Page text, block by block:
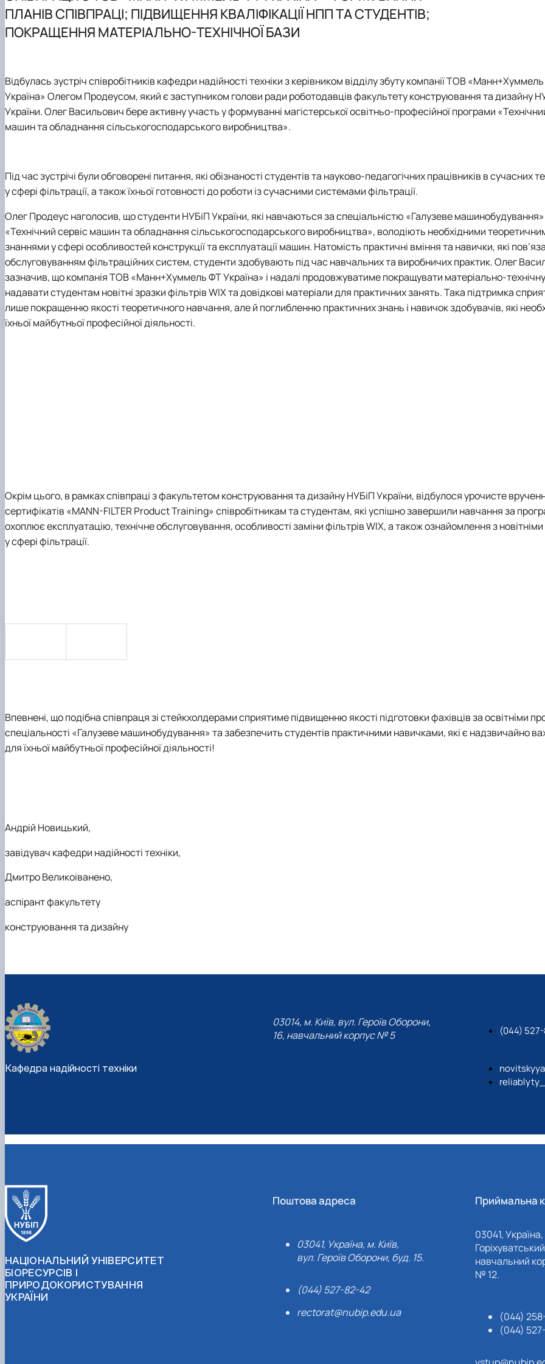
Лабораторії кафедри
Обговорення змісту ОПП
Робочі навчальні програми дисциплін
Зведена інформація про викладачів
Освітні нормативи
Практична підготовка здобувачів
Матеріально-технічна база
Заохочення викладачів
Ремонт двигунів внутрішнього згорання
Стандартизація в області взаємозамінності та метрології
Технічний моніторинг та ремонт автотракторної техніки
Публікації співробітників кафедри в міжнародній базі SCOPUS
Навчально-методичні матеріали
Робочі програми та силабуси навчальних дисциплін
Секція «Надійності техніки і технологічного обладнання»
Культурно-просвітницька, громадська та спортивна робота
Магістерські програми
ПЛАНІВ СПІВПРАЦІ; ПІДВИЩЕННЯ КВАЛІФІКАЦІЇ НПП ТА СТУДЕНТІВ;
ПОКРАЩЕННЯ МАТЕРІАЛЬНО-ТЕХНІЧНОЇ БАЗИ
Відбулась зустріч співробітників кафедри надійності технікиз керівником відділу збуту компаніїТОВ
Україна» Олегом Продеусом, який є заступником голови ради роботодавців факультетуконструювання та дизайну
України.Олег Васильовичбере активну участь у формуванні магістерської освітньо-професійної програми
машин та обладнання сільськогосподарського виробництва».
Під час зустрічі були обговорені питання, які обізнаності студентів та науково-педагогічних працівників в сучасних
у сфері фільтрації, а також їхньої готовності до роботи із сучасними системами фільтрації.
Олег Продеуснаголосив, що студенти НУБіП України, які навчаються за спеціальністю «Галузеве машинобудування»
«Технічний сервіс машин та обладнання сільськогосподарського виробництва», володіють необхідними
знаннями у сфері особливостей конструкції та експлуатації машин. Натомість практичні вміння та навички, які
обслуговуванням фільтраційних систем, студенти здобувають під час навчальних та виробничих практик.Олег
зазначив, що компаніяТОВ «Манн+Хуммель ФТ Україна» і надалі продовжуватиме покращувати матеріально-
надавати студентам новітні зразки фільтрів WIX та довідкові матеріали для практичних занять. Така підтримка
лише покращенню якості теоретичного навчання, але й поглибленню практичних знань і навичок здобувачів, які
їхньої майбутньої професійної діяльності.
Окрім цього, в рамках співпраці з факультетом конструювання та дизайну НУБіП України, відбулося урочисте
сертифікатів «MANN-FILTER Product Training» співробітникам та студентам, які успішно завершили навчання за
охоплює експлуатацію, технічне обслуговування, особливості заміни фільтрів WIX, а також ознайомлення з
у сфері фільтрації.
Впевнені, що подібна співпраця зі стейкхолдерами сприятиме підвищенню якості підготовки фахівців за освітніми
спеціальності «Галузеве машинобудування» та забезпечить студентів практичними навичками, які є надзвичайно
для їхньої майбутньої професійної діяльності!
Андрій Новицький,
завідувач кафедри надійності техніки,
Дмитро Великоіванено,
аспірант факультету
конструювання та дизайну
Кафедра надійності техніки
03014, м. Київ, вул. Героїв Оборони,
16, навчальний корпус № 5
(044) 527-
НАЦІОНАЛЬНИЙ УНІВЕРСИТЕТ
БІОРЕСУРСІВ І
ПРИРОДОКОРИСТУВАННЯ
УКРАЇНИ
Поштова адреса
03041, Україна, м. Київ,
вул. Героїв Оборони, буд. 15.
(044) 527-82-42
rectorat@nubip.edu.ua
Приймальна
03041,
навчальний
№ 12.
(044)
(044)